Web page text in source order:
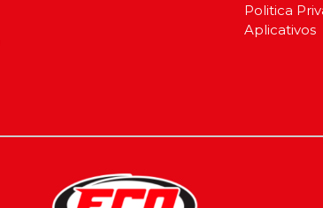
Politica
Aplicativos